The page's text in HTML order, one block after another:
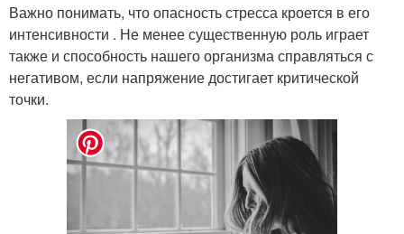
Важно понимать, что опасность стресса кроется в его
интенсивности . Не менее существенную роль играет
также и способность нашего организма справляться с
негативом, если напряжение достигает критической
точки.